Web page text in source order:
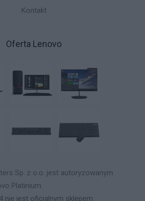
Kontakt
Oferta Lenovo
Sp. z o.o. jest autoryzowanym
Platinium.
nie jest oficjalnym sklepem